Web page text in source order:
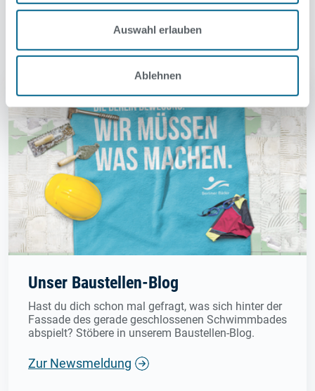
Auswahl erlauben
Ablehnen
Unser Baustellen-Blog
Hast du dich schon mal gefragt, was sich hinter der
Fassade des gerade geschlossenen Schwimmbades
abspielt? Stöbere in unserem Baustellen-Blog.
Zur Newsmeldung